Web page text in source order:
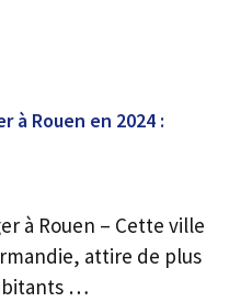
à Rouen en 2024 :
à Rouen – Cette ville
attire de plus
…